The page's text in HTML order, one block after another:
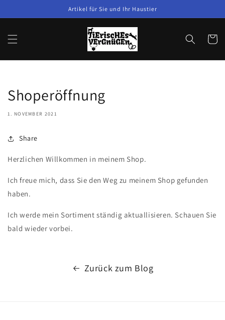
Inhalt
Artikel für Sie und Ihr Haustier
Shoperöffnung
1. NOVEMBER 2021
Share
Herzlichen Willkommen in meinem Shop.
Ich freue mich, dass Sie den Weg zu meinem Shop gefunden
haben.
Ich werde mein Sortiment ständig aktuallisieren. Schauen Sie
bald wieder vorbei.
Zurück zum Blog